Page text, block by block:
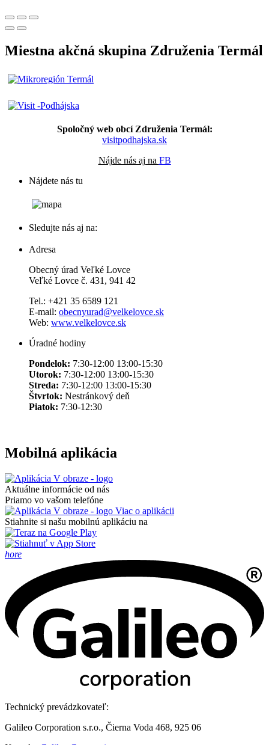
Miestna akčná skupina Združenia Termál
Spoločný web obcí Združenia Termál:
visitpodhajska.sk
Nájde nás aj na FB
Nájdete nás tu
Sledujte nás aj na:
Adresa
Obecný úrad Veľké Lovce
Veľké Lovce č. 431, 941 42
Tel.: +421 35 6589 121
E-mail: obecnyurad@velkelovce.sk
Web: www.velkelovce.sk
Úradné hodiny
Pondelok: 7:30-12:00 13:00-15:30
Utorok: 7:30-12:00 13:00-15:30
Streda: 7:30-12:00 13:00-15:30
Štvrtok: Nestránkový deň
Piatok: 7:30-12:30
Mobilná aplikácia
Aktuálne informácie od nás
Priamo vo vašom telefóne
Viac o aplikácii
Stiahnite si našu mobilnú aplikáciu na
hore
Technický prevádzkovateľ:
Galileo Corporation s.r.o., Čierna Voda 468, 925 06